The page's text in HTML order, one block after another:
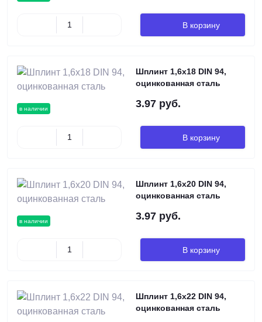
В корзину
в наличии
Шплинт 1,6х18 DIN 94,
оцинкованная сталь
3.97 руб.
В корзину
в наличии
Шплинт 1,6х20 DIN 94,
оцинкованная сталь
3.97 руб.
В корзину
Шплинт 1,6х22 DIN 94,
оцинкованная сталь